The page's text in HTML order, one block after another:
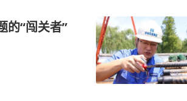
的“闯关者”